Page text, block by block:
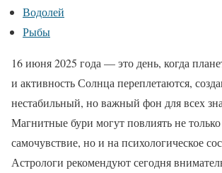
Водолей
Рыбы
16 июня 2025 года — это день, когда
и активность Солнца переплетаются,
нестабильный, но важный фон для всех
Магнитные бури могут повлиять не
самочувствие, но и на психологическое
Астрологи рекомендуют сегодня